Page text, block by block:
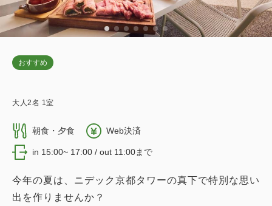
おすすめ
大人 2名 1 室
朝食・夕食 Web決済
in 15:00~ 17:00 / out 11:00まで
今年の夏は、ニデック京都タワーの真下で特別な思い
出を作りませんか？